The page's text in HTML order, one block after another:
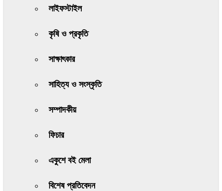
লাইফস্টাইল
কৃষি ও প্রকৃতি
সাক্ষাৎকার
সাহিত্য ও সংস্কৃতি
সম্পাদকীয়
ফিচার
একুশে বই মেলা
বিশেষ প্রতিবেদন